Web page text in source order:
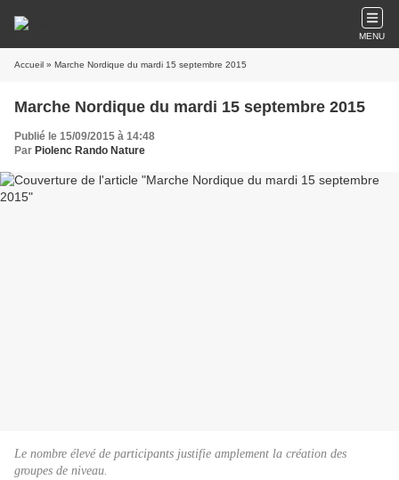
MENU
Accueil » Marche Nordique du mardi 15 septembre 2015
Marche Nordique du mardi 15 septembre 2015
Publié le 15/09/2015 à 14:48
Par Piolenc Rando Nature
Le nombre élevé de participants justifie amplement la création des
groupes de niveau.